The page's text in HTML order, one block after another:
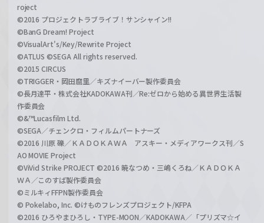
roject
©2016 プロジェクトラブライブ！サンシャイン!!
©BanG Dream! Project
©VisualArt's/Key/Rewrite Project
©ATLUS ©SEGA All rights reserved.
©2015 CIRCUS
©TRIGGER・岡田麿里／キズナイーバー製作委員会
©長月達平・株式会社KADOKAWA刊／Re:ゼロから始める異世界生活製
作委員会
©&™Lucasfilm Ltd.
©SEGA／チェンクロ・フィルムパートナーズ
©2016 川原 礫／ＫＡＤＯＫＡＷＡ アスキー・メディアワークス刊／S
AO MOVIE Project
©ViVid Strike PROJECT ©2016 暁なつめ・三嶋くろね／ＫＡＤＯＫＡ
ＷＡ／このすば製作委員会
©ミルキィFFPN製作委員会
© Pokelabo, Inc. ©けものフレンズプロジェクト/KFPA
©2016 ひろやまひろし・TYPE-MOON／KADOKAWA／「プリズマ☆イ